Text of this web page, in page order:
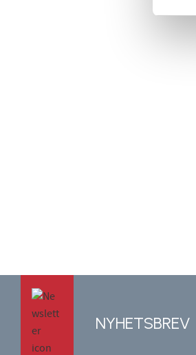
NYHETSBREV